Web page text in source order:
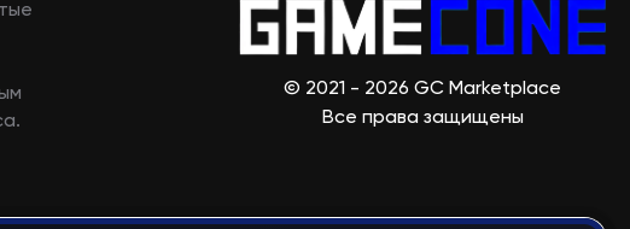
© 2021 - 2026 GC Marketplace
Все права защищены